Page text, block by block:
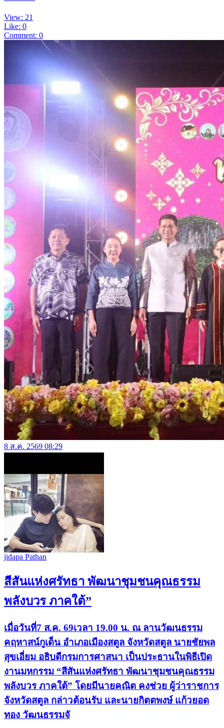
View: 21
Like: 0
Comment: 0
8 ส.ค. 2569 08:29
jidapa Pathan
สีสันแห่งศรัทธา พัฒนาชุมชนคุณธรรม
พลังบวร ภาคใต้”
เมื่อวันที่7 ส.ค. 69เวลา 19.00 น. ณ ลานวัฒนธรรม
คฤหาสน์กูเด็น อำเภอเมืองสตูล จังหวัดสตูล นายชัยพล
สุขเอี่ยม อธิบดีกรมการศาสนา เป็นประธานในพิธีเปิด
งานมหกรรม “สีสันแห่งศรัทธา พัฒนาชุมชนคุณธรรม
พลังบวร ภาคใต้” โดยมีนายคณิต คงช่วย ผู้ว่าราชการ
จังหวัดสตูล กล่าวต้อนรับ และนายกิตตพงษ์ แก้วยอด
ทอง วัฒนธรรมจั